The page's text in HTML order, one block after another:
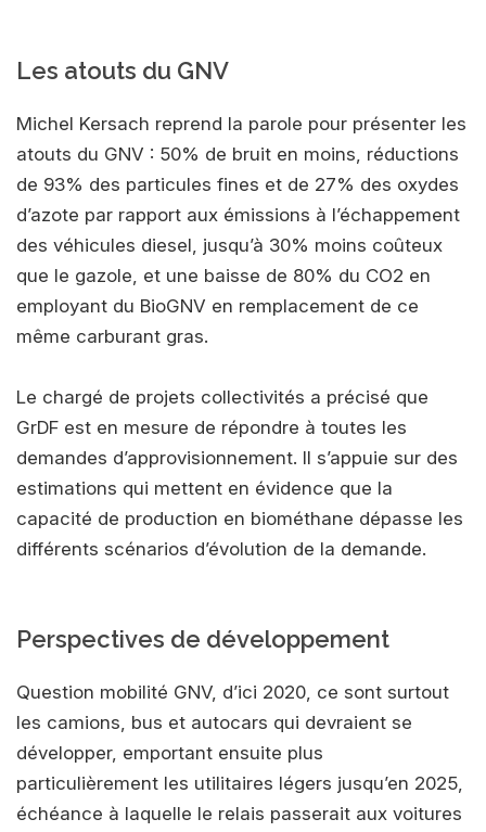
Les atouts du GNV
Michel Kersach reprend la parole pour présenter les
atouts du GNV : 50% de bruit en moins, réductions
de 93% des particules fines et de 27% des oxydes
d’azote par rapport aux émissions à l’échappement
des véhicules diesel, jusqu’à 30% moins coûteux
que le gazole, et une baisse de 80% du CO2 en
employant du BioGNV en remplacement de ce
même carburant gras.
Le ‎chargé de projets collectivités a précisé que
GrDF est en mesure de répondre à toutes les
demandes d’approvisionnement. Il s’appuie sur des
estimations qui mettent en évidence que la
capacité de production en biométhane dépasse les
différents scénarios d’évolution de la demande.
Perspectives de développement
Question mobilité GNV, d’ici 2020, ce sont surtout
les camions, bus et autocars qui devraient se
développer, emportant ensuite plus
particulièrement les utilitaires légers jusqu’en 2025,
échéance à laquelle le relais passerait aux voitures